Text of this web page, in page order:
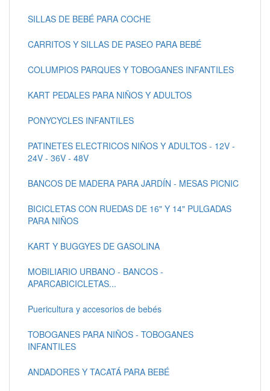
SILLAS DE BEBÉ PARA COCHE
CARRITOS Y SILLAS DE PASEO PARA BEBÉ
COLUMPIOS PARQUES Y TOBOGANES INFANTILES
KART PEDALES PARA NIÑOS Y ADULTOS
PONYCYCLES INFANTILES
PATINETES ELECTRICOS NIÑOS Y ADULTOS - 12V -
24V - 36V - 48V
BANCOS DE MADERA PARA JARDÍN - MESAS PICNIC
BICICLETAS CON RUEDAS DE 16" Y 14" PULGADAS
PARA NIÑOS
KART Y BUGGYES DE GASOLINA
MOBILIARIO URBANO - BANCOS -
APARCABICICLETAS...
Puericultura y accesorios de bebés
TOBOGANES PARA NIÑOS - TOBOGANES
INFANTILES
ANDADORES Y TACATÁ PARA BEBÉ